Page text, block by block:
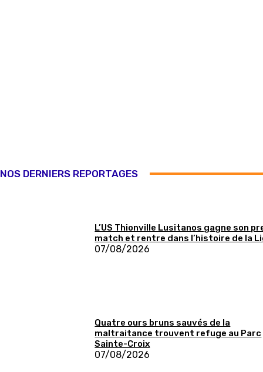
NOS DERNIERS REPORTAGES
L’US Thionville Lusitanos gagne son
match et rentre dans l’histoire de la
07/08/2026
Quatre ours bruns sauvés de la
maltraitance trouvent refuge au Parc
Sainte-Croix
07/08/2026